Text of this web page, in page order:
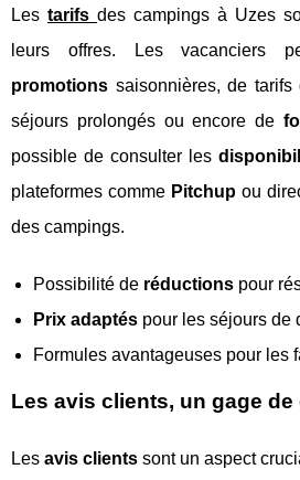
Les tarifs des campings à Uzes
leurs offres. Les vacanciers
promotions saisonnières, de
séjours prolongés ou encore de
possible de consulter les
plateformes comme Pitchupou
des campings.
Possibilité de réductions pour
Prix adaptés pour les séjours de
Formules avantageuses pour les
Les avis clients, un gage de
Lesavis clients sont un aspect